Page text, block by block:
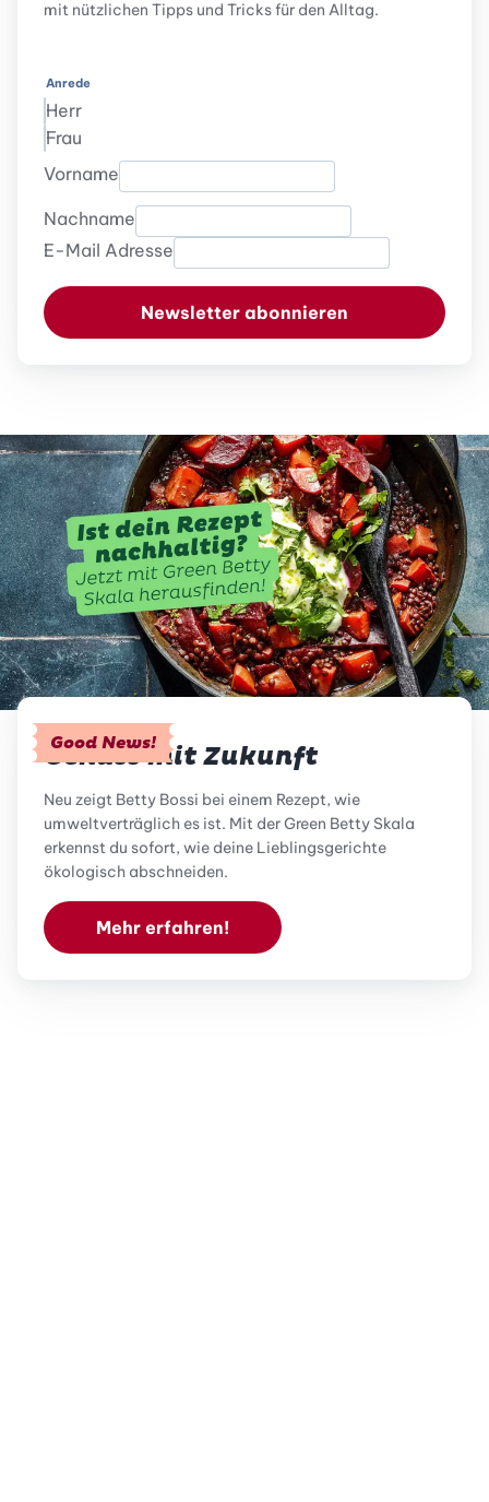
mit nützlichen Tipps und Tricks für den Alltag.
Anrede
Herr
Frau
Vorname
Nachname
E-Mail Adresse
Newsletter abonnieren
Good News!
Genuss mit Zukunft
Neu zeigt Betty Bossi bei einem Rezept, wie
umweltverträglich es ist. Mit der Green Betty Skala
erkennst du sofort, wie deine Lieblingsgerichte
ökologisch abschneiden.
Mehr erfahren!